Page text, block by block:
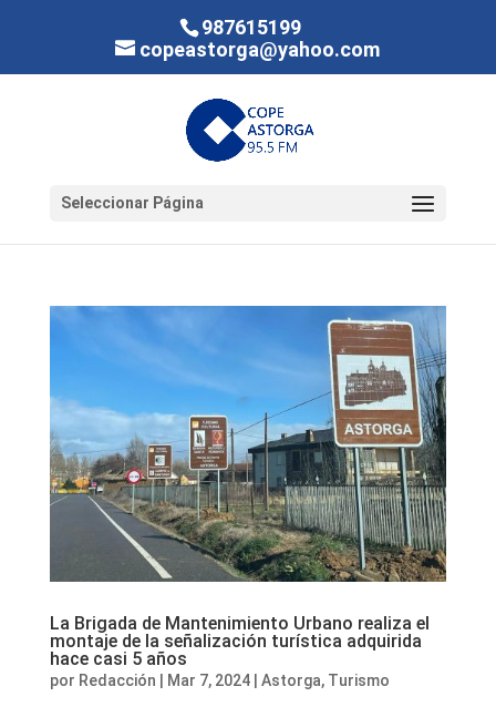
987615199
copeastorga@yahoo.com
Seleccionar Página
La Brigada de Mantenimiento Urbano realiza el
montaje de la señalización turística adquirida
hace casi 5 años
por Redacción Mar 7, 2024| Astorga, Turismo